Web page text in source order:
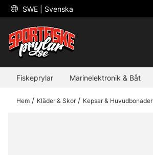
SWE | Svenska
Fiskeprylar Marinelektronik & Båt
Hem Kläder & Skor Kepsar & Huvudbonader